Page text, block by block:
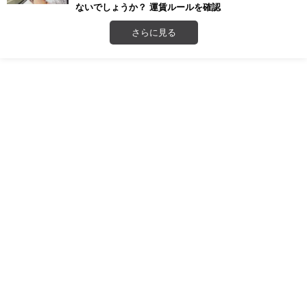
ないでしょうか？ 運賃ルールを確認
さらに見る